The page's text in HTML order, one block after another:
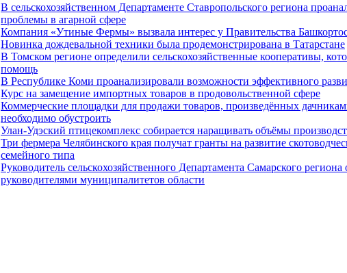
В сельскохозяйственном Департаменте Ставропольского региона
проблемы в агарной сфере
Компания «Утиные Фермы» вызвала интерес у Правительства
Новинка дождевальной техники была продемонстрирована в Татарстане
В Томском регионе определили сельскохозяйственные кооперативы,
помощь
В Республике Коми проанализировали возможности эффективного
Курс на замещение импортных товаров в продовольственной сфере
Коммерческие площадки для продажи товаров, произведённых
необходимо обустроить
Улан-Удэский птицекомплекс собирается наращивать объёмы
Три фермера Челябинского края получат гранты на развитие
семейного типа
Руководитель сельскохозяйственного Департамента Самарского региона
руководителями муниципалитетов области